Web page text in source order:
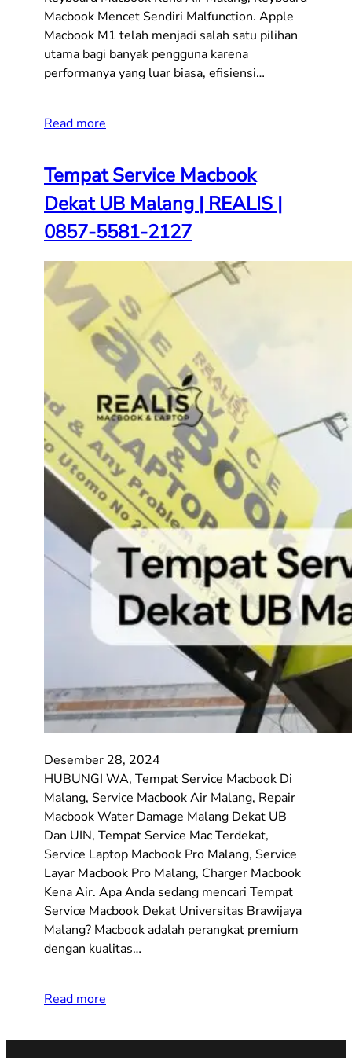
Macbook Mencet Sendiri Malfunction. Apple
Macbook M1 telah menjadi salah satu pilihan
utama bagi banyak pengguna karena
performanya yang luar biasa, efisiensi…
Read more
Tempat Service Macbook
Dekat UB Malang | REALIS |
0857-5581-2127
Desember 28, 2024
HUBUNGI WA, Tempat Service Macbook Di
Malang, Service Macbook Air Malang, Repair
Macbook Water Damage Malang Dekat UB
Dan UIN, Tempat Service Mac Terdekat,
Service Laptop Macbook Pro Malang, Service
Layar Macbook Pro Malang, Charger Macbook
Kena Air. Apa Anda sedang mencari Tempat
Service Macbook Dekat Universitas Brawijaya
Malang? Macbook adalah perangkat premium
dengan kualitas…
Read more